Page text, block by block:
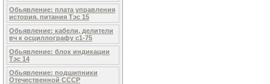
Обьявление: плата управления
история. питания Тэс 15
Обьявление: кабели, делители
вч к осциллографу с1-75
Обьявление: блок индикации
Тэс 14
Обьявление: подшипники
Отечественной СССР